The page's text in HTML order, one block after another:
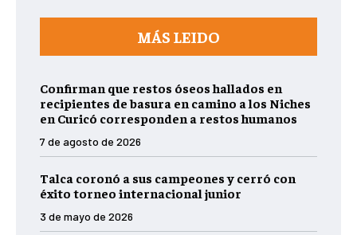
MÁS LEIDO
Confirman que restos óseos hallados en
recipientes de basura en camino a los Niches
en Curicó corresponden a restos humanos
7 de agosto de 2026
Talca coronó a sus campeones y cerró con
éxito torneo internacional junior
3 de mayo de 2026